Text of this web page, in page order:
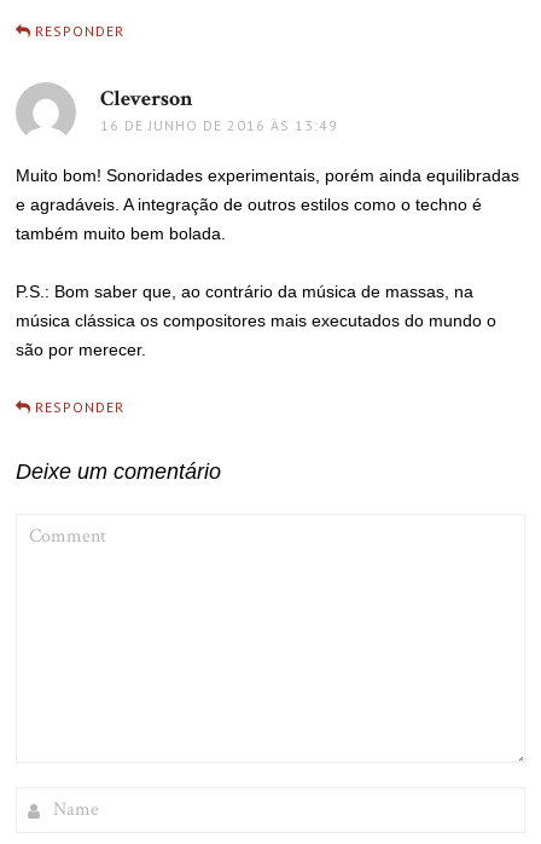
RESPONDER
Cleverson
16 DE JUNHO DE 2016 ÀS 13:49
Muito bom! Sonoridades experimentais, porém ainda equilibradas
e agradáveis. A integração de outros estilos como o techno é
também muito bem bolada.
P.S.: Bom saber que, ao contrário da música de massas, na
música clássica os compositores mais executados do mundo o
são por merecer.
RESPONDER
Deixe um comentário